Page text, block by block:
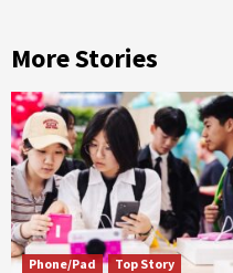
More Stories
Phone/Pad Top Story